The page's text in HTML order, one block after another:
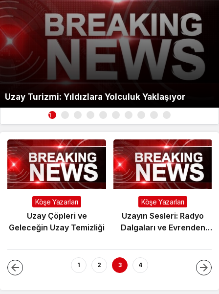
Uzay Turizmi: Yıldızlara Yolculuk Yaklaşıyor
1
Köşe Yazarları
Uzay Çöpleri ve
Geleceğin Uzay Temizliği
Köşe Yazarları
Uzayın Sesleri: Radyo
Dalgaları ve Evrenden
1 2 3 4